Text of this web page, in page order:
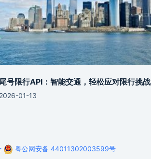
尾号限行API：智能交通，轻松应对限行挑战
2026-01-13
粤公网安备 44011302003599号